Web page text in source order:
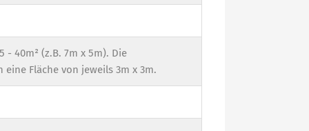
40m² (z.B. 7m x 5m). Die
Fläche von jeweils 3m x 3m.